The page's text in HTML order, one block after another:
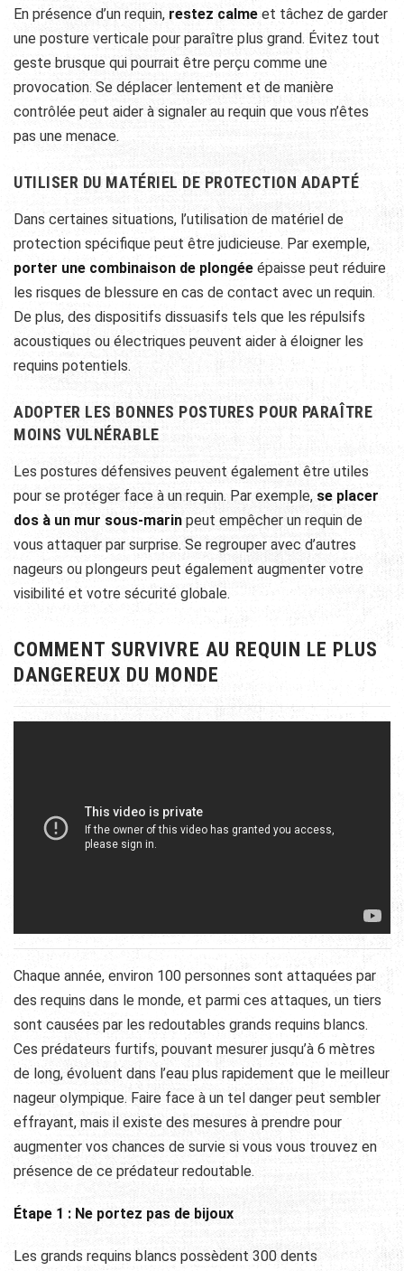
En présence d’un requin, restez calme et tâchez de garder
une posture verticale pour paraître plus grand. Évitez tout
geste brusque qui pourrait être perçu comme une
provocation. Se déplacer lentement et de manière
contrôlée peut aider à signaler au requin que vous n’êtes
pas une menace.
UTILISER DU MATÉRIEL DE PROTECTION ADAPTÉ
Dans certaines situations, l’utilisation de matériel de
protection spécifique peut être judicieuse. Par exemple,
porter une combinaison de plongée épaisse peut réduire
les risques de blessure en cas de contact avec un requin.
De plus, des dispositifs dissuasifs tels que les répulsifs
acoustiques ou électriques peuvent aider à éloigner les
requins potentiels.
ADOPTER LES BONNES POSTURES POUR PARAÎTRE
MOINS VULNÉRABLE
Les postures défensives peuvent également être utiles
pour se protéger face à un requin. Par exemple, se placer
dos à un mur sous-marin peut empêcher un requin de
vous attaquer par surprise. Se regrouper avec d’autres
nageurs ou plongeurs peut également augmenter votre
visibilité et votre sécurité globale.
COMMENT SURVIVRE AU REQUIN LE PLUS
DANGEREUX DU MONDE
Chaque année, environ 100 personnes sont attaquées par
des requins dans le monde, et parmi ces attaques, un tiers
sont causées par les redoutables grands requins blancs.
Ces prédateurs furtifs, pouvant mesurer jusqu’à 6 mètres
de long, évoluent dans l’eau plus rapidement que le meilleur
nageur olympique. Faire face à un tel danger peut sembler
effrayant, mais il existe des mesures à prendre pour
augmenter vos chances de survie si vous vous trouvez en
présence de ce prédateur redoutable.
Étape 1 : Ne portez pas de bijoux
Les grands requins blancs possèdent 300 dents